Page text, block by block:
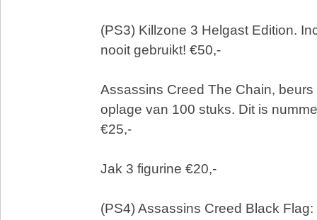
(PS3) Killzone 3 Helgast Edition.
nooit gebruikt! €50,-
Assassins Creed The Chain,
oplage van 100 stuks. Dit is
€25,-
Jak 3 figurine €20,-
(PS4) Assassins Creed Black